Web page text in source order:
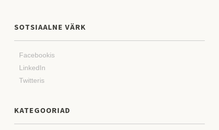
SOTSIAALNE VÄRK
Facebookis
LinkedIn
Twitteris
KATEGOORIAD